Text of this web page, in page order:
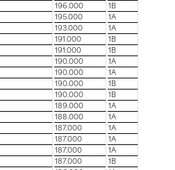
196.000
1B
195.000
1A
193.000
1A
191.000
1B
191.000
1B
190.000
1A
190.000
1A
190.000
1B
190.000
1B
189.000
1A
188.000
1A
187.000
1A
187.000
1A
187.000
1A
187.000
1B